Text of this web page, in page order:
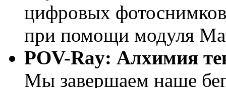
цифровых фотоснимков
при помощи модуля
POV-Ray: Алхимия
Мы завершаем наше